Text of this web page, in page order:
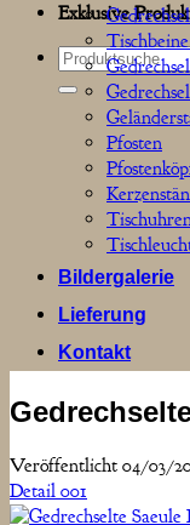
Exklusive
Suchen
nach:
Pfosten
Bildergalerie
Lieferung
Kontakt
Veröffentlicht 04/03/
Detail 001